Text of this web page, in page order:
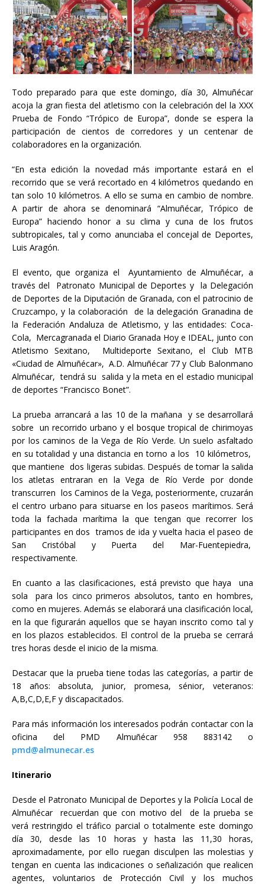
Todo preparado para que este domingo, día 30, Almuñécar
acoja la gran fiesta del atletismo con la celebración del la XXX
Prueba de Fondo “Trópico de Europa”, donde se espera la
participación de cientos de corredores y un centenar de
colaboradores en la organización.
“En esta edición la novedad más importante estará en el
recorrido que se verá recortado en 4 kilómetros quedando en
tan solo 10 kilómetros. A ello se suma en cambio de nombre.
A partir de ahora se denominará “Almuñécar, Trópico de
Europa” haciendo honor a su clima y cuna de los frutos
subtropicales, tal y como anunciaba el concejal de Deportes,
Luis Aragón.
El evento, que organiza el Ayuntamiento de Almuñécar, a
través del Patronato Municipal de Deportes y la Delegación
de Deportes de la Diputación de Granada, con el patrocinio de
Cruzcampo, y la colaboración de la delegación Granadina de
la Federación Andaluza de Atletismo, y las entidades: Coca-
Cola, Mercagranada el Diario Granada Hoy e IDEAL, junto con
Atletismo Sexitano, Multideporte Sexitano, el Club MTB
«Ciudad de Almuñécar», A.D. Almuñécar 77 y Club Balonmano
Almuñécar, tendrá su salida y la meta en el estadio municipal
de deportes “Francisco Bonet”.
La prueba arrancará a las 10 de la mañana y se desarrollará
sobre un recorrido urbano y el bosque tropical de chirimoyas
por los caminos de la Vega de Río Verde. Un suelo asfaltado
en su totalidad y una distancia en torno a los 10 kilómetros,
que mantiene dos ligeras subidas. Después de tomar la salida
los atletas entraran en la Vega de Río Verde por donde
transcurren los Caminos de la Vega, posteriormente, cruzarán
el centro urbano para situarse en los paseos marítimos. Será
toda la fachada marítima la que tengan que recorrer los
participantes en dos tramos de ida y vuelta hacia el paseo de
San Cristóbal y Puerta del Mar-Fuentepiedra,
respectivamente.
En cuanto a las clasificaciones, está previsto que haya una
sola para los cinco primeros absolutos, tanto en hombres,
como en mujeres. Además se elaborará una clasificación local,
en la que figurarán aquellos que se hayan inscrito como tal y
en los plazos establecidos. El control de la prueba se cerrará
tres horas desde el inicio de la misma.
Destacar que la prueba tiene todas las categorías, a partir de
18 años: absoluta, junior, promesa, sénior, veteranos:
A,B,C,D,E,F y discapacitados.
Para más información los interesados podrán contactar con la
oficina del PMD Almuñécar 958 883142 o
pmd@almunecar.es
Itinerario
Desde el Patronato Municipal de Deportes y la Policía Local de
Almuñécar recuerdan que con motivo del de la prueba se
verá restringido el tráfico parcial o totalmente este domingo
día 30, desde las 10 horas y hasta las 11,30 horas,
aproximadamente, por ello ruegan disculpen las molestias y
tengan en cuenta las indicaciones o señalización que realicen
agentes, voluntarios de Protección Civil y los muchos